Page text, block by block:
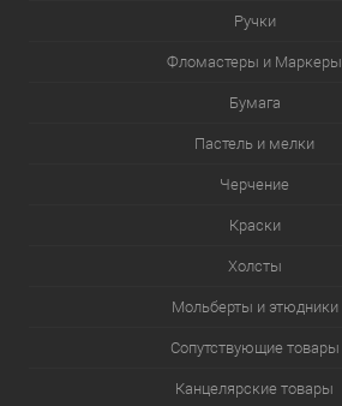
Ручки
Фломастеры и Маркеры
Бумага
Пастель и мелки
Черчение
Краски
Холсты
Мольберты и этюдники
Сопутствующие товары
Канцелярские товары